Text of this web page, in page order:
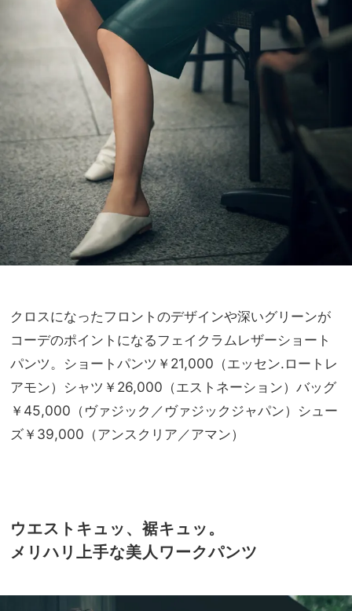
クロスになったフロントのデザインや深いグリーンが
コーデのポイントになるフェイクラムレザーショート
パンツ。ショートパンツ￥21,000（エッセン.ロートレ
アモン）シャツ￥26,000（エストネーション）バッグ
￥45,000（ヴァジック／ヴァジックジャパン）シュー
ズ￥39,000（アンスクリア／アマン）
ウエストキュッ、裾キュッ。
メリハリ上手な美人ワークパンツ